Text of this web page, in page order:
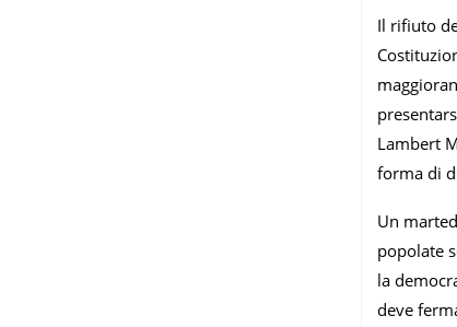
Il rifiuto
Lambert
forma di
Un
popolate
la
deve